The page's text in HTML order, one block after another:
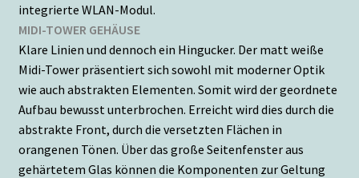
integrierte WLAN-Modul.
MIDI-TOWER GEHÄUSE
Klare Linien und dennoch ein Hingucker. Der matt weiße
Midi-Tower präsentiert sich sowohl mit moderner Optik
wie auch abstrakten Elementen. Somit wird der geordnete
Aufbau bewusst unterbrochen. Erreicht wird dies durch die
abstrakte Front, durch die versetzten Flächen in
orangenen Tönen. Über das große Seitenfenster aus
gehärtetem Glas können die Komponenten zur Geltung